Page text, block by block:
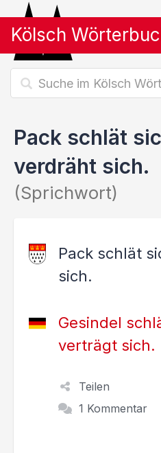
Kölsch
Pack schlät
verdräht sich.
(Sprichwort)
Pack schlät
sich.
Gesindel
verträgt sich.
Teilen
1 Kommentar